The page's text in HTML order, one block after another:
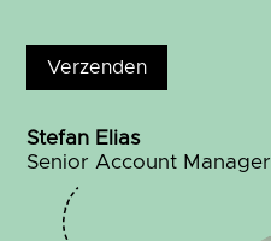
Stefan Elias
Senior Account Manager